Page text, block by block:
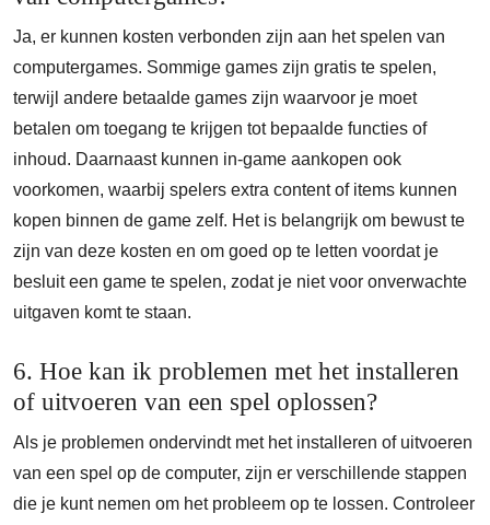
Ja, er kunnen kosten verbonden zijn aan het spelen van
computergames. Sommige games zijn gratis te spelen,
terwijl andere betaalde games zijn waarvoor je moet
betalen om toegang te krijgen tot bepaalde functies of
inhoud. Daarnaast kunnen in-game aankopen ook
voorkomen, waarbij spelers extra content of items kunnen
kopen binnen de game zelf. Het is belangrijk om bewust te
zijn van deze kosten en om goed op te letten voordat je
besluit een game te spelen, zodat je niet voor onverwachte
uitgaven komt te staan.
6. Hoe kan ik problemen met het installeren
of uitvoeren van een spel oplossen?
Als je problemen ondervindt met het installeren of uitvoeren
van een spel op de computer, zijn er verschillende stappen
die je kunt nemen om het probleem op te lossen. Controleer